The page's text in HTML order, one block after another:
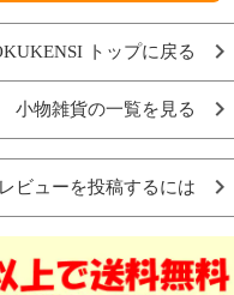
トップに戻る
小物雑貨の一覧を見る
ビューを投稿するには